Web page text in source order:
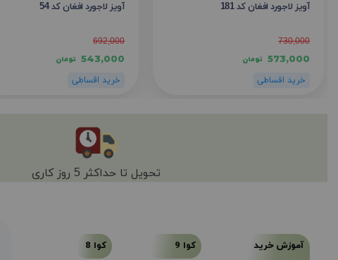
آویز لاجورد افغان کد 181
730,000
573,000 تومان
آویز لاجورد افغان کد 54
692,000
543,000 تومان
تحویل تا حداکثر 5 روز کاری
آموزش خرید
کوا 9 کوا 8